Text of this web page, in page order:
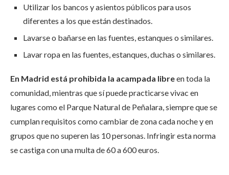
Utilizar los bancos y asientos públicos para usos
diferentes a los que están destinados.
Lavarse o bañarse en las fuentes, estanques o similares.
Lavar ropa en las fuentes, estanques, duchas o similares.
En Madrid está prohibida la acampada libreen toda la
comunidad, mientras que sí puede practicarse vivac en
lugares como el Parque Natural de Peñalara, siempre que se
cumplan requisitos como cambiar de zona cada noche y en
grupos que no superen las 10 personas. Infringir esta norma
se castiga con una multa de 60 a 600 euros.